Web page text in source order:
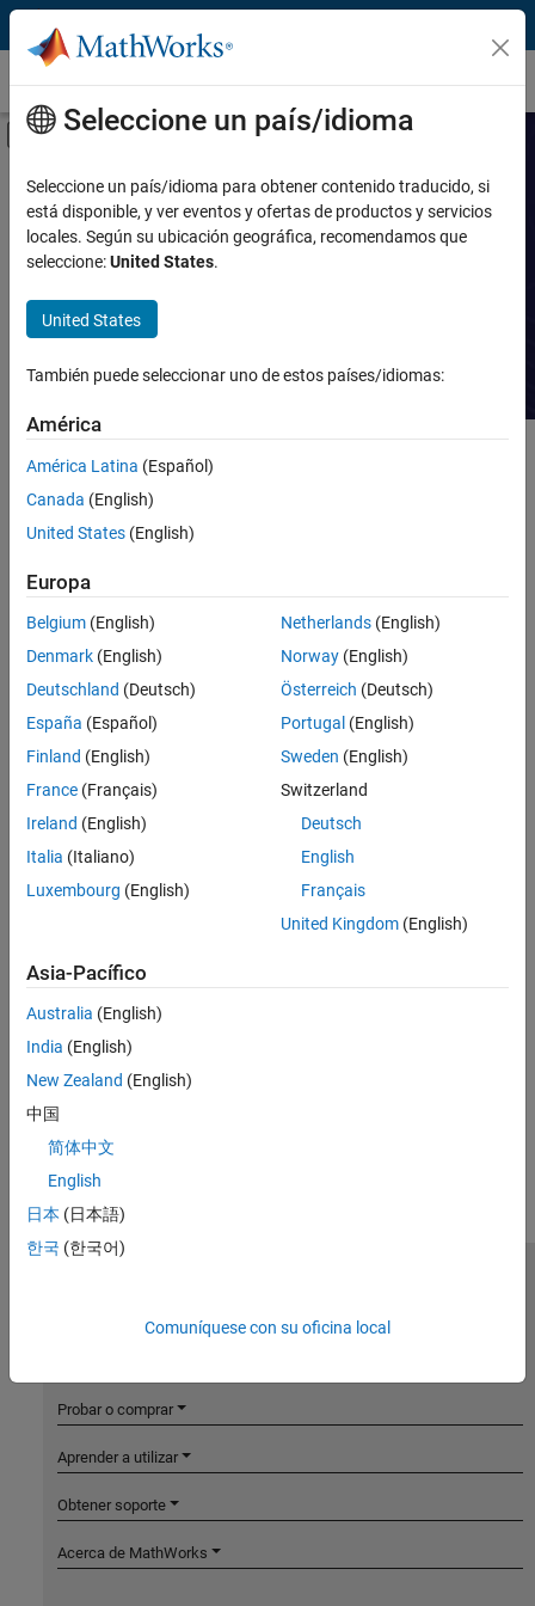
Saltar al contenido
Casos prácticos
Mostrar/ocultar menú de navegación
Prestación
Producto
Aplicación
Buscar casos
prácticos
Ordenar por
Seleccione un país/idioma
Seleccione un país/idioma para obtener contenido traducido, si
está disponible, y ver eventos y ofertas de productos y servicios
locales. Según su ubicación geográfica, recomendamos que
seleccione:United States.
United States
También puede seleccionar uno de estos países/idiomas:
América
América Latina (Español)
Canada (English)
United States (English)
Europa
Belgium (English)
Denmark (English)
Deutschland (Deutsch)
España (Español)
Finland (English)
France (Français)
Ireland (English)
Italia (Italiano)
Luxembourg (English)
Netherlands(English)
Norway(English)
Österreich (Deutsch)
Portugal (English)
Sweden (English)
Switzerland
Deutsch
English
Français
United Kingdom(English)
Asia-Pacífico
Australia (English)
India (English)
New Zealand (English)
中国
简体中文
English
日本 (日本語)
한국 (한국어)
Comuníquese con su oficina local
Probar o comprar
Aprender a utilizar
Obtener soporte
Acerca de MathWorks